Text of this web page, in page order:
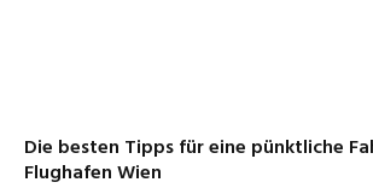
Die besten Tipps für eine pünktliche
Flughafen Wien